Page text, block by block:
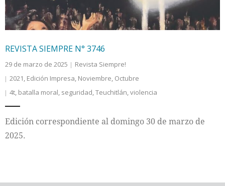
Cultura
REVISTA SIEMPRE N° 3746
29 de marzo de 2025
Revista Siempre!
2021, Edición Impresa, Noviembre, Octubre
4t, batalla moral, seguridad,Teuchitlán,violencia
Edición correspondiente al domingo 30 de marzo de
2025.